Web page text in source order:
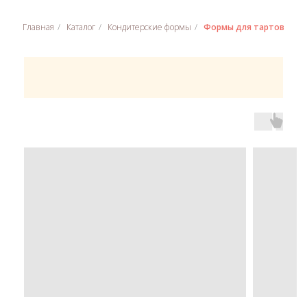
Главная / Каталог / Кондитерские формы / Формы для тартов